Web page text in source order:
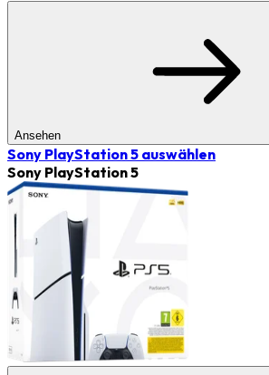
Ansehen
Sony PlayStation 5 auswählen
Sony PlayStation 5